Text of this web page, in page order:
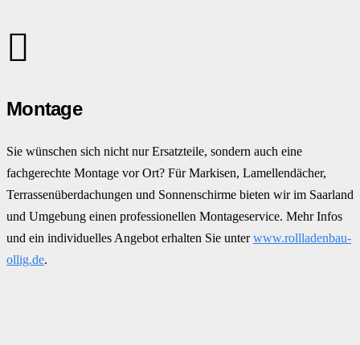
Montage
Sie wünschen sich nicht nur Ersatzteile, sondern auch eine
fachgerechte Montage vor Ort? Für Markisen, Lamellendächer,
Terrassenüberdachungen und Sonnenschirme bieten wir im Saarland
und Umgebung einen professionellen Montageservice. Mehr Infos
und ein individuelles Angebot erhalten Sie unterwww.rollladenbau-
ollig.de.